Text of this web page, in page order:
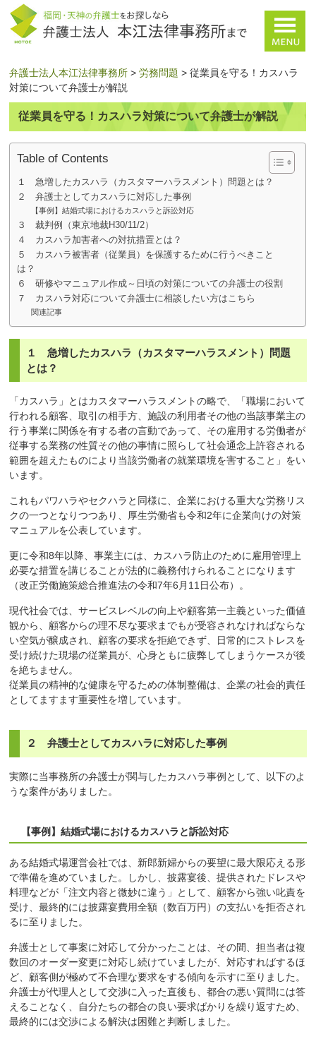
弁護士法人本江法律事務所 >労務問題 >従業員を守る！カスハラ
対策について弁護士が解説
従業員を守る！カスハラ対策について弁護士が解説
Table of Contents
１ 急増したカスハラ（カスタマーハラスメント）問題とは？
２ 弁護士としてカスハラに対応した事例
【事例】結婚式場におけるカスハラと訴訟対応
３ 裁判例（東京地裁H30/11/2）
４ カスハラ加害者への対抗措置とは？
５ カスハラ被害者（従業員）を保護するために行うべきこと
は？
６ 研修やマニュアル作成～日頃の対策についての弁護士の役割
７ カスハラ対応について弁護士に相談したい方はこちら
関連記事
１ 急増したカスハラ（カスタマーハラスメント）問題
とは？
「カスハラ」とはカスタマーハラスメントの略で、「職場において
行われる顧客、取引の相手方、施設の利用者その他の当該事業主の
行う事業に関係を有する者の言動であって、その雇用する労働者が
従事する業務の性質その他の事情に照らして社会通念上許容される
範囲を超えたものにより当該労働者の就業環境を害すること」をい
います。
これもパワハラやセクハラと同様に、企業における重大な労務リス
クの一つとなりつつあり、厚生労働省も令和2年に企業向けの対策
マニュアルを公表しています。
更に令和8年以降、事業主には、カスハラ防止のために雇用管理上
必要な措置を講じることが法的に義務付けられることになります
（改正労働施策総合推進法の令和7年6月11日公布）。
現代社会では、サービスレベルの向上や顧客第一主義といった価値
観から、顧客からの理不尽な要求までもが受容されなければならな
い空気が醸成され、顧客の要求を拒絶できず、日常的にストレスを
受け続けた現場の従業員が、心身ともに疲弊してしまうケースが後
を絶ちません。
従業員の精神的な健康を守るための体制整備は、企業の社会的責任
としてますます重要性を増しています。
２ 弁護士としてカスハラに対応した事例
実際に当事務所の弁護士が関与したカスハラ事例として、以下のよ
うな案件がありました。
【事例】結婚式場におけるカスハラと訴訟対応
ある結婚式場運営会社では、新郎新婦からの要望に最大限応える形
で準備を進めていました。しかし、披露宴後、提供されたドレスや
料理などが「注文内容と微妙に違う」として、顧客から強い叱責を
受け、最終的には披露宴費用全額（数百万円）の支払いを拒否され
るに至りました。
弁護士として事案に対応して分かったことは、その間、担当者は複
数回のオーダー変更に対応し続けていましたが、対応すればするほ
ど、顧客側が極めて不合理な要求をする傾向を示すに至りました。
弁護士が代理人として交渉に入った直後も、都合の悪い質問には答
えることなく、自分たちの都合の良い要求ばかりを繰り返すため、
最終的には交渉による解決は困難と判断しました。